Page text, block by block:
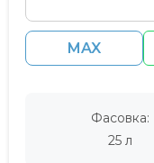
MAX
Фасовка:
25 л